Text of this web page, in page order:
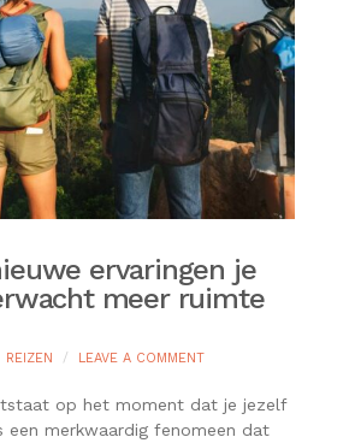
ervaringen je
meer ruimte
REIZEN LEAVE A COMMENTON
NIEUWE
ERVARINGEN
JE
op het moment dat je jezelf
een merkwaardig fenomeen dat